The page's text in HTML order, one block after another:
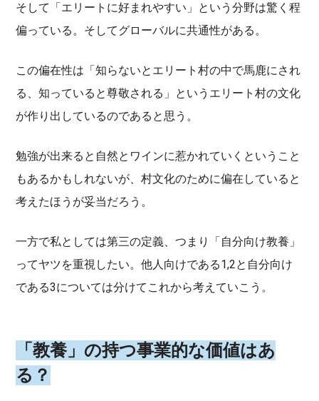
そして「エリートに好まれやすい」という分野は驚く程
偏っている。そしてグローバルに共通性がある。
この偏在性は「知らないとエリート村の中で馬鹿にされ
る、知っていると尊敬される」というエリート村の文化
が作り出しているのであると思う。
勉強が出来ると自然とワインに惹かれていくということ
もあるかもしれないが、村文化のために偏在していると
考えたほうが妥当だろう。
一方で私としては第三の定義、つまり「自分向け教養」
ってヤツを重視したい。他人向けである1,2と自分向け
である3については分けてこれから考えていこう。
「教養」の持つ事業的な価値はあ
る？